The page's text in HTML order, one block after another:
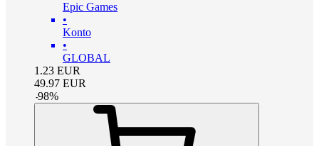
Epic Games
•
Konto
•
GLOBAL
1.23 EUR
49.97 EUR
-98%